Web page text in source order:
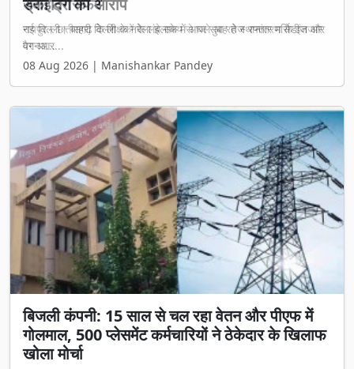
रायपुर। छत्तीसगढ़ के शिक्षकों के लंबे समय से चले आ रहे स्थानांतरण के इंतजार
पर आ...
08 Aug 2026 | Manishankar Pandey
बिजली कंपनी: 15 साल से चल रहा वेतन और पीएफ में
गोलमाल, 500 प्लेसमेंट कर्मचारियों ने ठेकेदार के खिलाफ
खोला मोर्चा